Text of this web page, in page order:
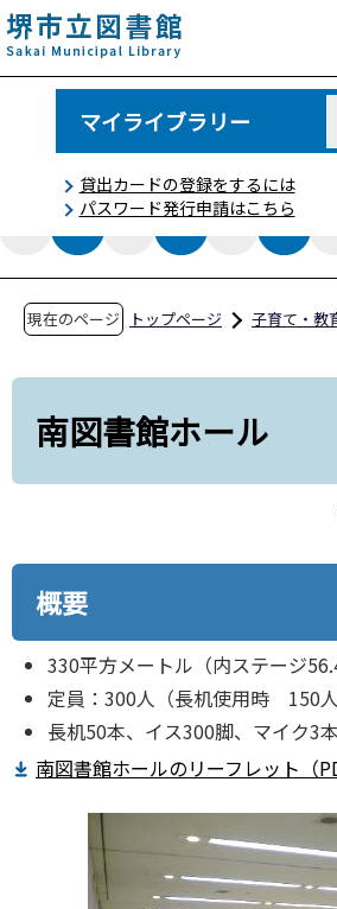
こ
の
ペ
で
マイライブラリー
貸出カードの登録をするには
パスワード発行申請はこちら
現在のページ トップページ 子育て・教
南図書館ホール
概要
330平方メートル（内ステージ
定員：300人（長机使用時 150人
長机50本、イス300脚、マイク3
南図書館ホールのリーフレット（